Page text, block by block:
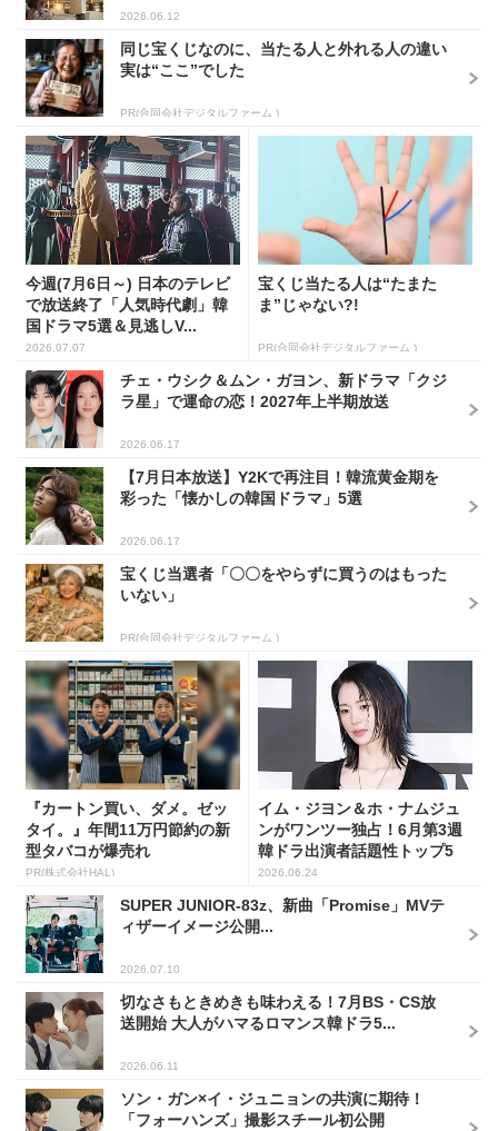
2026.06.12
同じ宝くじなのに、当たる人と外れる人の違い
実は“ここ”でした
PR(合同会社デジタルファーム )
今週(7月6日～) 日本のテレビ
で放送終了「人気時代劇」韓
国ドラマ5選＆見逃しV...
2026.07.07
宝くじ当たる人は“たまた
ま”じゃない?!
PR(合同会社デジタルファーム )
チェ・ウシク＆ムン・ガヨン、新ドラマ「クジ
ラ星」で運命の恋！2027年上半期放送
2026.06.17
【7月日本放送】Y2Kで再注目！韓流黄金期を
彩った「懐かしの韓国ドラマ」5選
2026.06.17
宝くじ当選者「〇〇をやらずに買うのはもった
いない」
PR(合同会社デジタルファーム )
『カートン買い、ダメ。ゼッ
タイ。』年間11万円節約の新
型タバコが爆売れ
PR(株式会社HAL)
イム・ジヨン＆ホ・ナムジュ
ンがワンツー独占！6月第3週
韓ドラ出演者話題性トップ5
2026.06.24
SUPER JUNIOR-83z、新曲「Promise」MVテ
ィザーイメージ公開...
2026.07.10
切なさもときめきも味わえる！7月BS・CS放
送開始 大人がハマるロマンス韓ドラ5...
2026.06.11
ソン・ガン×イ・ジュニョンの共演に期待！
「フォーハンズ」撮影スチール初公開